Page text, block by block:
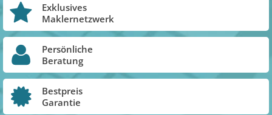
Exklusives
Maklernetzwerk
Persönliche
Beratung
Bestpreis
Garantie